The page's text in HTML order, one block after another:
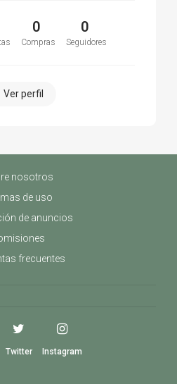
0
Compras
0
Seguidores
Ver perfil
nosotros
de uso
de anuncios
frecuentes
Twitter Instagram